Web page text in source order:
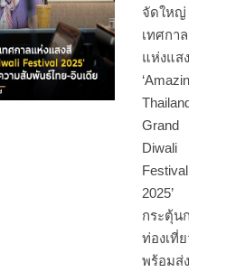
จัดใหญ่
เทศกาล
แห่งแสงสี
‘Amazing
Thailand
Grand
Diwali
Festival
2025’
กระตุ้นการ
ท่องเที่ยว
พร้อมส่ง